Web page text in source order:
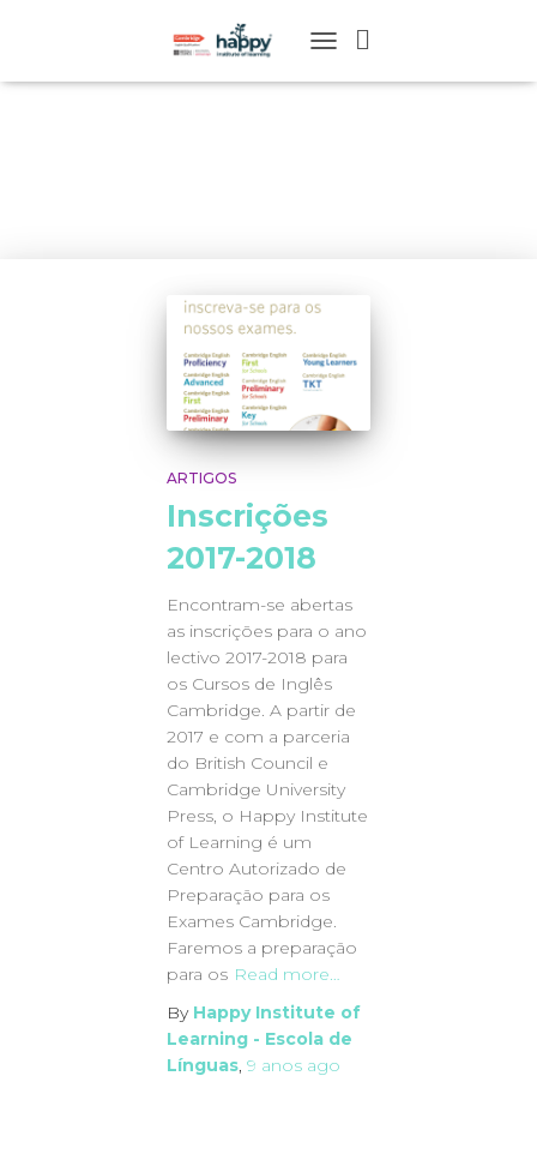
NAVIGATION
ARTIGOS
Inscrições
2017-2018
Encontram-se abertas
as inscrições para o ano
lectivo 2017-2018 para
os Cursos de Inglês
Cambridge. A partir de
2017 e com a parceria
do British Council e
Cambridge University
Press, o Happy Institute
of Learning é um
Centro Autorizado de
Preparação para os
Exames Cambridge.
Faremos a preparação
para os Read more…
By Happy Institute of
Learning - Escola de
Línguas, 9 anos ago